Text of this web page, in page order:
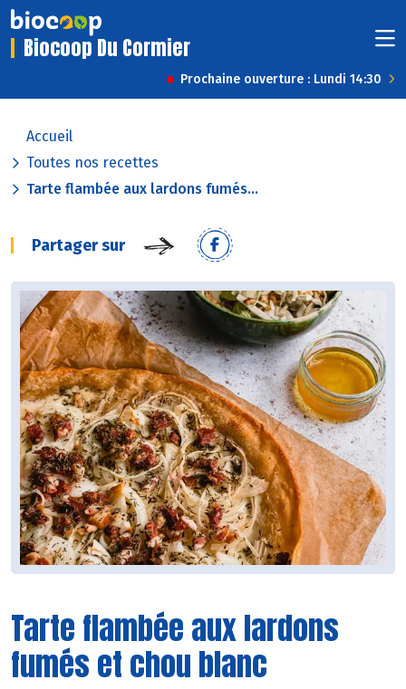
Biocoop Du Cormier
Prochaine ouverture : Lundi 14:30
Accueil
Toutes nos recettes
Tarte flambée aux lardons fumés...
Partager sur
Tarte flambée aux lardons
fumés et chou blanc